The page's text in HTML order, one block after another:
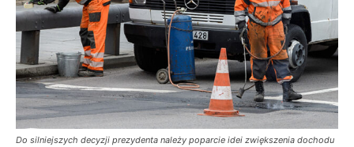
Do silniejszych decyzji prezydenta należy poparcie idei zwiększenia dochodu